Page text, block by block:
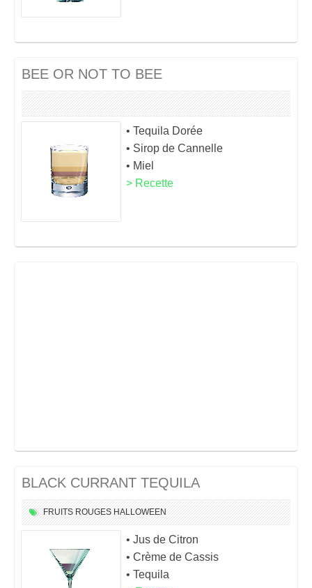
BEE OR NOT TO BEE
• Tequila Dorée
• Sirop de Cannelle
• Miel
> Recette
BLACK CURRANT TEQUILA
FRUITS ROUGES HALLOWEEN
• Jus de Citron
• Crème de Cassis
• Tequila